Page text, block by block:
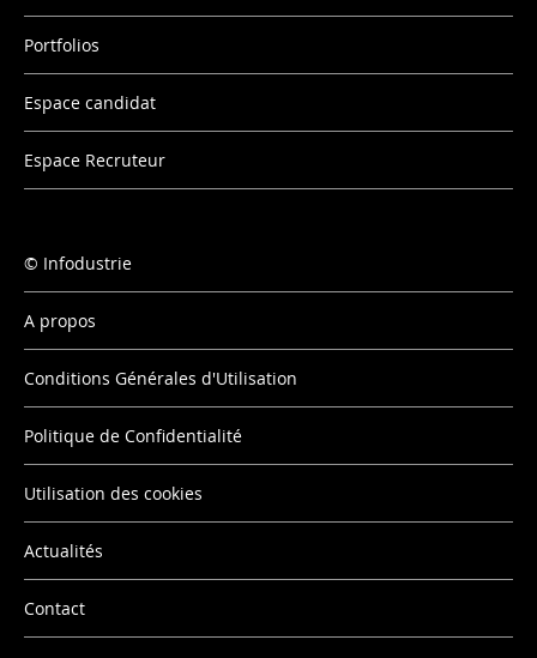
Portfolios
Espace candidat
Espace Recruteur
Infodustrie
A propos
Conditions Générales d'Utilisation
Politique de Confidentialité
Utilisation des cookies
Actualités
Contact